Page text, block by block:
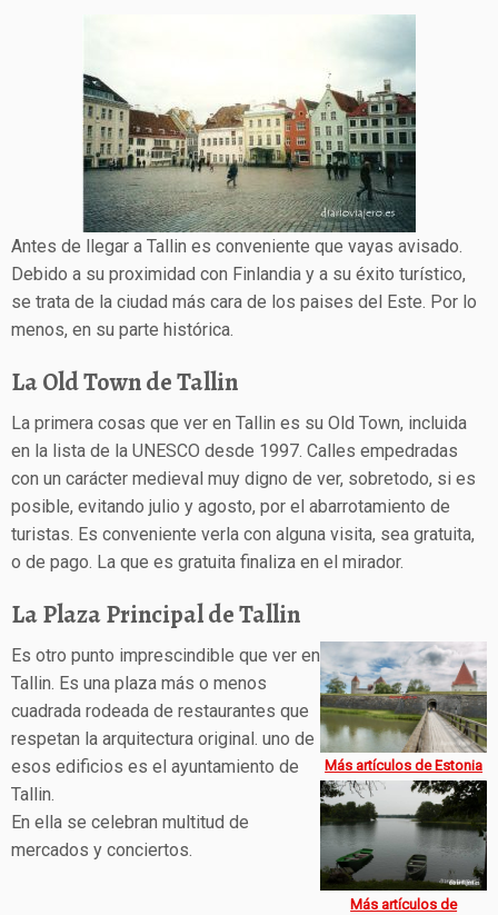
Antes de llegar a Tallin es conveniente que vayas avisado.
Debido a su proximidad con Finlandia y a su éxito turístico,
se trata de la ciudad más cara de los paises del Este. Por lo
menos, en su parte histórica.
La Old Town de Tallin
La primera cosas que ver en Tallin es su Old Town, incluida
en la lista de la UNESCO desde 1997. Calles empedradas
con un carácter medieval muy digno de ver, sobretodo, si es
posible, evitando julio y agosto, por el abarrotamiento de
turistas. Es conveniente verla con alguna visita, sea gratuita,
o de pago. La que es gratuita finaliza en el mirador.
La Plaza Principal de Tallin
Más artículos de Estonia
Más artículos de
Es otro punto imprescindible que ver en
Tallin. Es una plaza más o menos
cuadrada rodeada de restaurantes que
respetan la arquitectura original. uno de
esos edificios es el ayuntamiento de
Tallin.
En ella se celebran multitud de
mercados y conciertos.